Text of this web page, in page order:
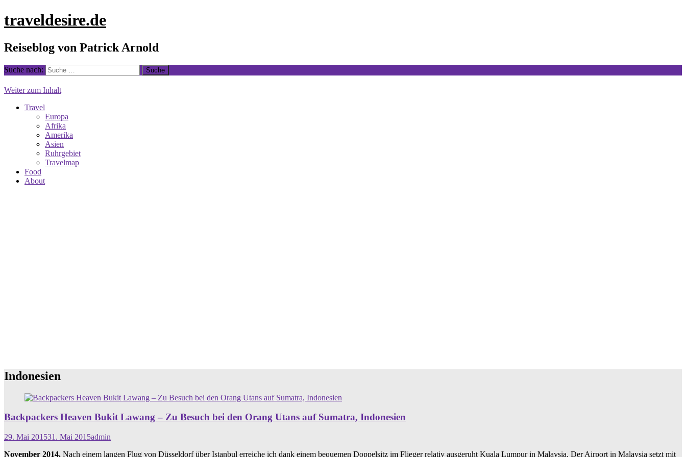
traveldesire.de
Reiseblog von Patrick Arnold
Suche nach:
Weiter zum Inhalt
Travel
Europa
Afrika
Amerika
Asien
Ruhrgebiet
Travelmap
Food
About
Indonesien
Backpackers Heaven Bukit Lawang – Zu Besuch bei den Orang Utans auf Sumatra, Indonesien
29. Mai 201531. Mai 2015admin
November 2014. Nach einem langen Flug von Düsseldorf über Istanbul erreiche ich dank einem bequemen Doppelsitz im Flieger relativ ausgeruht Kuala Lumpur in Malaysia. Der Airport in Malaysia setzt mit